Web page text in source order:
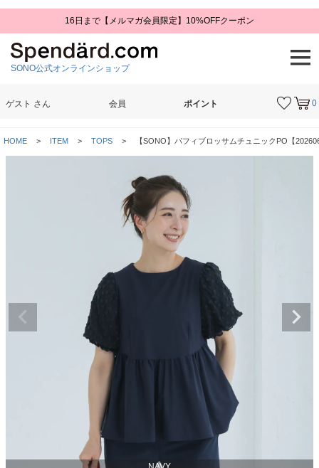
16日まで【メルマガ会員限定】10%OFFクーポン
SONO公式オンラインショップ
0
ゲスト さん 会員 ポイント
HOME ITEM TOPS 【SONO】パフィブロッサムチュニックPO【